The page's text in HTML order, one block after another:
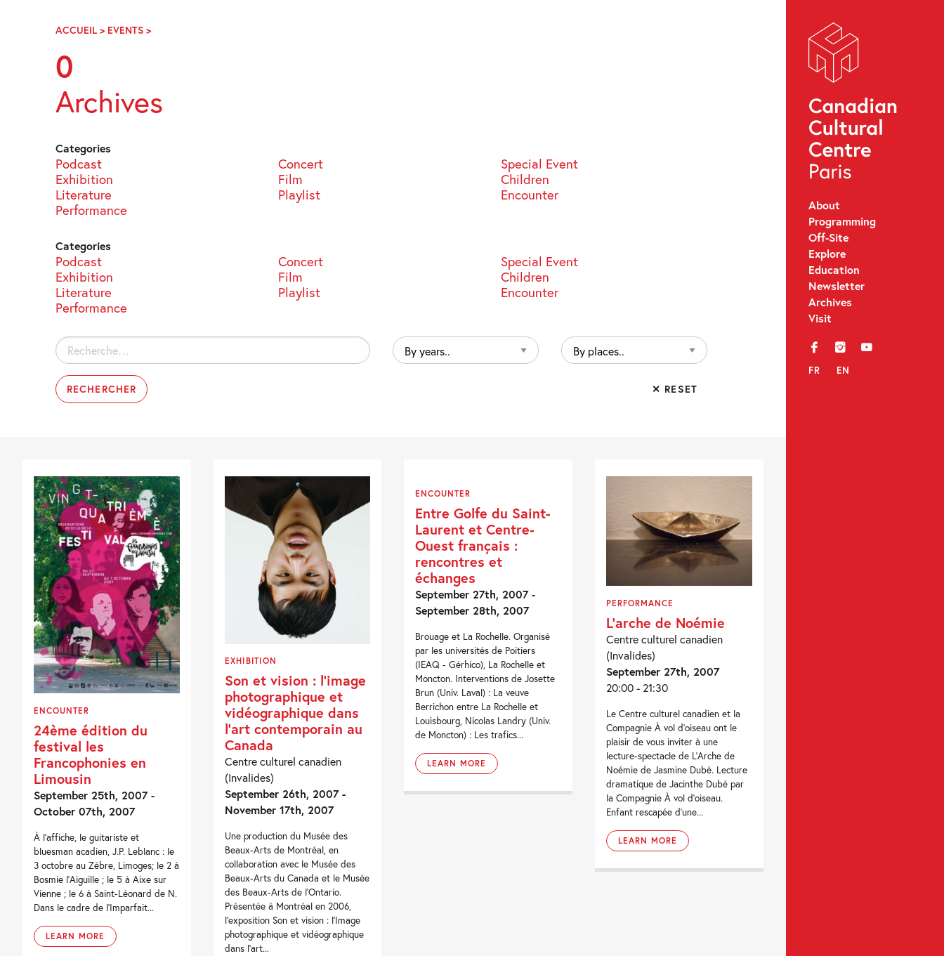
Navigation
About
Programming
Off-Site
Explore
Education
Newsletter
Archives
Visit
f i y
FR EN
ACCUEIL > EVENTS >PAGE
0
Archives
Categories
Podcast Concert
Special Event
Exhibition
Film
Children
Literature
Playlist
Encounter
Performance
Categories
Podcast Concert
Special Event
Exhibition
Film
Children
Literature
Playlist
Encounter
Performance
Rechercher :
By
years..
By
places..
✕ RESET
ENCOUNTER
24ème édition du
festival les
Francophonies en
Limousin
September 25th, 2007 -
October 07th, 2007
À l’affiche, le guitariste et
bluesman acadien, J.P. Leblanc : le
3 octobre au Zèbre, Limoges; le 2 à
Bosmie l’Aiguille ; le 5 à Aixe sur
Vienne ; le 6 à Saint-Léonard de N.
Dans le cadre de l’Imparfait...
LEARN MORE
EXHIBITION
Son et vision : l’image
photographique et
vidéographique dans
l’art contemporain au
Canada
Centre culturel canadien
(Invalides)
September 26th, 2007 -
November 17th, 2007
Une production du Musée des
Beaux-Arts de Montréal, en
collaboration avec le Musée des
Beaux-Arts du Canada et le Musée
des Beaux-Arts de l’Ontario.
Présentée à Montréal en 2006,
l’exposition Son et vision : l’Image
photographique et vidéographique
dans l’art...
ENCOUNTER
Entre Golfe du Saint-
Laurent et Centre-
Ouest français :
rencontres et
échanges
September 27th, 2007 -
September 28th, 2007
Brouage et La Rochelle. Organisé
par les universités de Poitiers
(IEAQ - Gérhico), La Rochelle et
Moncton. Interventions de Josette
Brun (Univ. Laval) : La veuve
Berrichon entre La Rochelle et
Louisbourg, Nicolas Landry (Univ.
de Moncton) : Les trafics...
LEARN MORE
PERFORMANCE
L’arche de Noémie
Centre culturel canadien
(Invalides)
September 27th, 2007
20:00 - 21:30
Le Centre culturel canadien et la
Compagnie À vol d’oiseau ont le
plaisir de vous inviter à une
lecture-spectacle de L’Arche de
Noémie de Jasmine Dubé. Lecture
dramatique de Jacinthe Dubé par
la Compagnie À vol d’oiseau.
Enfant rescapée d’une...
LEARN MORE